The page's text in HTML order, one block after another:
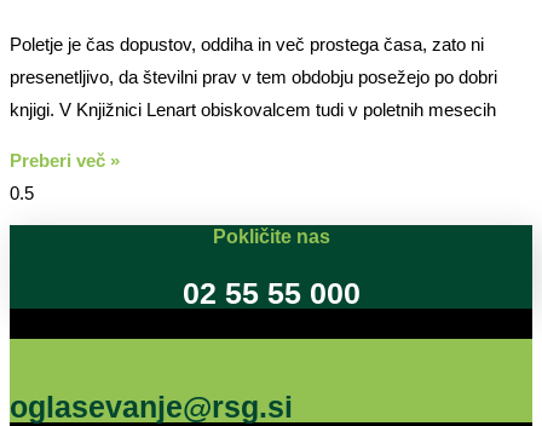
Poletje je čas dopustov, oddiha in več prostega časa, zato ni
presenetljivo, da številni prav v tem obdobju posežejo po dobri
knjigi. V Knjižnici Lenart obiskovalcem tudi v poletnih mesecih
Preberi več »
Pokličite nas
02 55 55 000
oglasevanje@rsg.si